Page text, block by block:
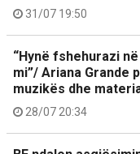
31/07 19:50
“Hynë fshehurazi
mi”/ Ariana Grande
muzikës dhe
28/07 20:34